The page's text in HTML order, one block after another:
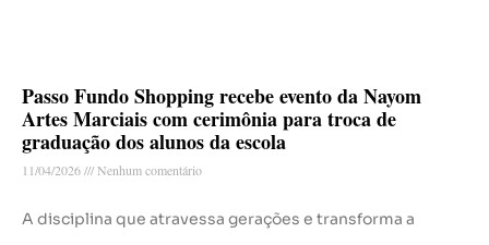
Passo Fundo Shopping recebe evento da Nayom
Artes Marciais com cerimônia para troca de
graduação dos alunos da escola
11/04/2026 Nenhum comentário
A disciplina que atravessa gerações e transforma a